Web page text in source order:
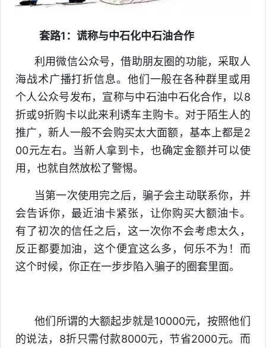
套路1：谎称与中石化中石油合作
利用微信公众号，借助朋友圈的功能，采取人
海战术广播打折信息。他们一般在各种群里或用
个人公众号发布，宣称与中石油中石化合作，以8
折或9折购卡以此来利诱车主购卡。对于陌生人的
推广，新人一般不会购买太大面额，基本上都是2
00元左右。当新人拿到卡，也确定金额并可以使
用，也就自然放松了警惕。
当第一次使用完之后，骗子会主动联系你，并
会告诉你，最近油卡紧张，让你购买大额油卡。
有了初次的信任之后，这一次你不会考虑太久，
反正都要加油，这个便宜这么多，何乐不为！而
这个时候，你正在一步步陷入骗子的圈套里面。
他们所谓的大额起步就是10000元，按照他们
的说法，8折只需付款8000元，节省2000元。而